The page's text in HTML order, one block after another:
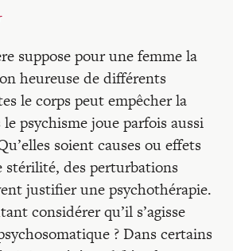
suppose pour une femme la
heureuse de différents
le corps peut empêcher la
psychisme joue parfois aussi
soient causes ou effets
stérilité, des perturbations
justifier une psychothérapie.
considérer qu’il s’agisse
? Dans certains